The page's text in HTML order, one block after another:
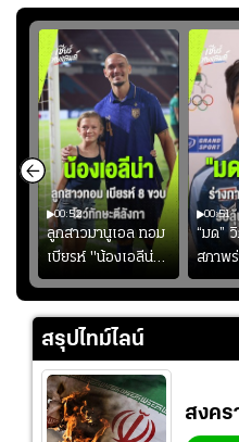
00:52
ลูกสาวมานูเอล ทอม
เบียรห์ "น้องเอลีน่า"
วัย 8 ขวบ โชว์ตี
ลังกาสุดพริ้ว
00:51
“มด”
สภาพ
อย่าง
พยาย
สรุปไทม์ไลน์
สงคร